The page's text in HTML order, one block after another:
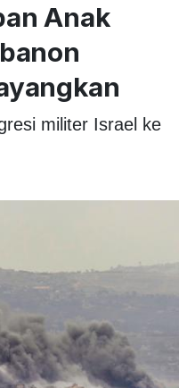
Anak
militer Israel ke